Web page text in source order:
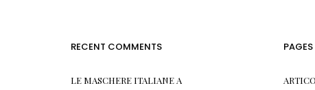
RECENT COMMENTS
LE MASCHERE ITALIANE A
PAGES